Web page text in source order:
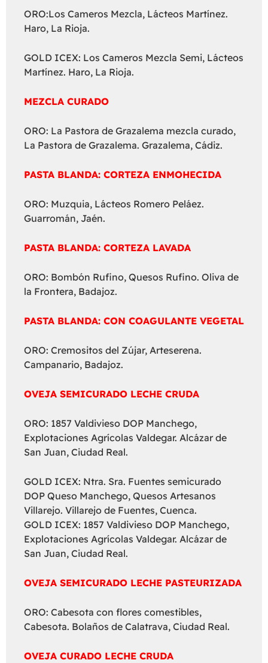
ORO:Los Cameros Mezcla, Lácteos Martínez.
Haro, La Rioja.
GOLD ICEX: Los Cameros Mezcla Semi, Lácteos
Martínez. Haro, La Rioja.
MEZCLA CURADO
ORO: La Pastora de Grazalema mezcla curado,
La Pastora de Grazalema. Grazalema, Cádiz.
PASTA BLANDA: CORTEZA ENMOHECIDA
ORO: Muzquia, Lácteos Romero Peláez.
Guarromán, Jaén.
PASTA BLANDA: CORTEZA LAVADA
ORO: Bombón Rufino, Quesos Rufino. Oliva de
la Frontera, Badajoz.
PASTA BLANDA: CON COAGULANTE VEGETAL
ORO: Cremositos del Zújar, Arteserena.
Campanario, Badajoz.
OVEJA SEMICURADO LECHE CRUDA
ORO: 1857 Valdivieso DOP Manchego,
Explotaciones Agrícolas Valdegar. Alcázar de
San Juan, Ciudad Real.
GOLD ICEX: Ntra. Sra. Fuentes semicurado
DOP Queso Manchego, Quesos Artesanos
Villarejo. Villarejo de Fuentes, Cuenca.
GOLD ICEX: 1857 Valdivieso DOP Manchego,
Explotaciones Agrícolas Valdegar. Alcázar de
San Juan, Ciudad Real.
OVEJA SEMICURADO LECHE PASTEURIZADA
ORO: Cabesota con flores comestibles,
Cabesota. Bolaños de Calatrava, Ciudad Real.
OVEJA CURADO LECHE CRUDA